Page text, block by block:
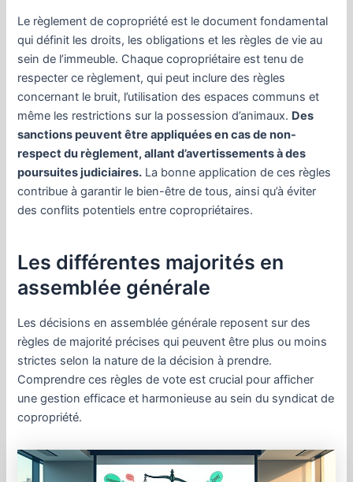
Le règlement de copropriété est le document fondamental
qui définit les droits, les obligations et les règles de vie au
sein de l’immeuble. Chaque copropriétaire est tenu de
respecter ce règlement, qui peut inclure des règles
concernant le bruit, l’utilisation des espaces communs et
même les restrictions sur la possession d’animaux. Des
sanctions peuvent être appliquées en cas de non-
respect du règlement, allant d’avertissements à des
poursuites judiciaires. La bonne application de ces règles
contribue à garantir le bien-être de tous, ainsi qu’à éviter
des conflits potentiels entre copropriétaires.
Les différentes majorités en
assemblée générale
Les décisions en assemblée générale reposent sur des
règles de majorité précises qui peuvent être plus ou moins
strictes selon la nature de la décision à prendre.
Comprendre ces règles de vote est crucial pour afficher
une gestion efficace et harmonieuse au sein du syndicat de
copropriété.